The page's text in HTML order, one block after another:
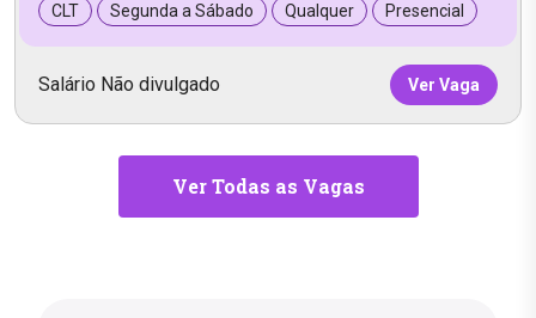
CLT Segunda a Sábado Qualquer Presencial
Salário Não divulgado Ver Vaga
Ver Todas as Vagas